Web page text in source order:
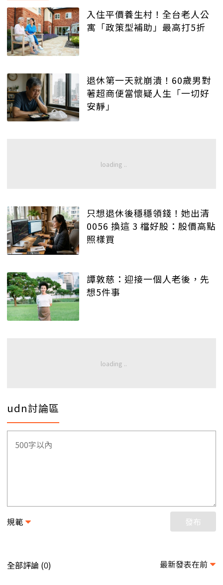
入住平價養生村！全台老人公
寓「政策型補助」最高打5折
退休第一天就崩潰！60歲男對
著超商便當懷疑人生「一切好
安靜」
只想退休後穩穩領錢！她出清
0056 換這 3 檔好股：股價高點
照樣買
譚敦慈：迎接一個人老後，先
想5件事
udn討論區
規範 發布
全部評論 (0) 最新發表在前